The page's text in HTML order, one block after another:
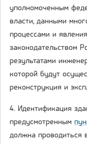
уполномоченным
власти, данными
процессами и
законодательством
результатами
которой будут
реконструкция и
4. Идентификация
предусмотренным
должна проводиться